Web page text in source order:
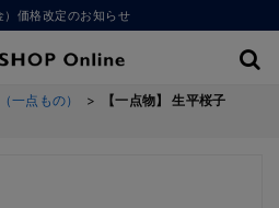
価格改定のお知らせ
一点もの） >
【一点物】 生平桜子